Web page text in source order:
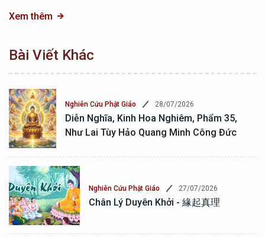
Xem thêm
Bài Viết Khác
Nghiên Cứu Phật Giáo 28/07/2026
Diễn Nghĩa, Kinh Hoa Nghiêm, Phẩm 35,
Như Lai Tùy Hảo Quang Minh Công Đức
Nghiên Cứu Phật Giáo 27/07/2026
Chân Lý Duyên Khởi - 緣起真理